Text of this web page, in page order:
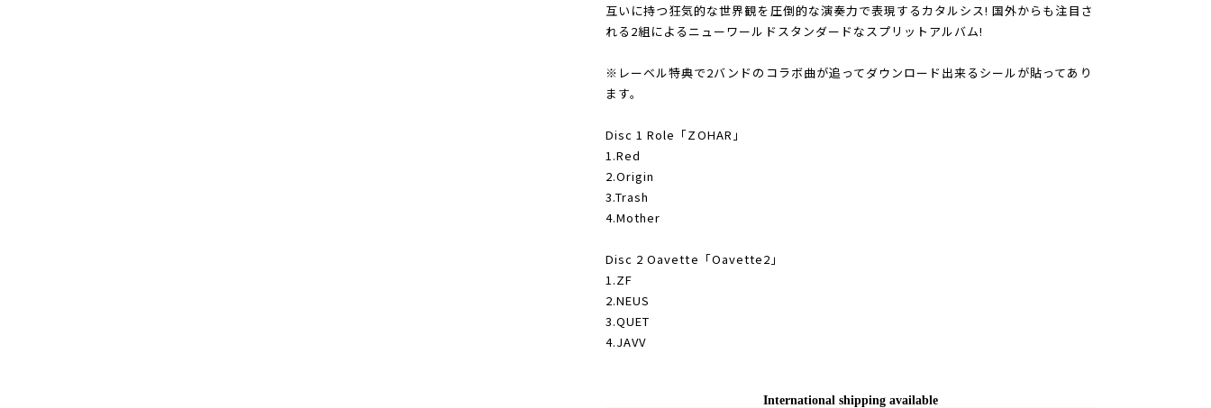
互いに持つ狂気的な世界観を圧倒的な演奏力で表現するカタルシス! 国外からも注目さ
れる2組によるニューワールドスタンダードなスプリットアルバム!
※レーベル特典で2バンドのコラボ曲が追ってダウンロード出来るシールが貼ってあり
ます。
Disc 1 Role「ZOHAR」
1.Red
2.Origin
3.Trash
4.Mother
Disc 2 Oavette「Oavette2」
1.ZF
2.NEUS
3.QUET
4.JAVV
International shipping available